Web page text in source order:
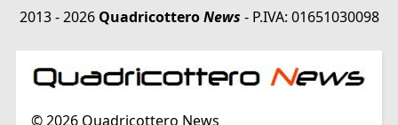
2013 - 2026 QuadricotteroNews - P.IVA: 01651030098
© 2026Quadricottero News